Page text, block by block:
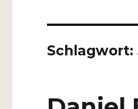
Schlagwort: